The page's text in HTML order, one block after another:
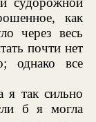
как
через весь
почти нет
однако все
так сильно
б я могла